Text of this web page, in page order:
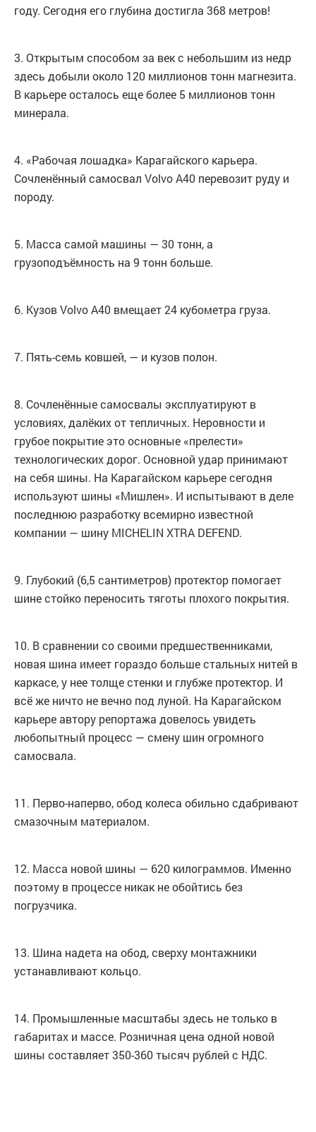
году. Сегодня его глубина достигла 368 метров!
3. Открытым способом за век с небольшим из недр
здесь добыли около 120 миллионов тонн магнезита.
В карьере осталось еще более 5 миллионов тонн
минерала.
4. «Рабочая лошадка» Карагайского карьера.
Сочленённый самосвал Volvo А40 перевозит руду и
породу.
5. Масса самой машины — 30 тонн, а
грузоподъёмность на 9 тонн больше.
6. Кузов Volvo А40 вмещает 24 кубометра груза.
7. Пять-семь ковшей, — и кузов полон.
8. Сочленённые самосвалы эксплуатируют в
условиях, далёких от тепличных. Неровности и
грубое покрытие это основные «прелести»
технологических дорог. Основной удар принимают
на себя шины. На Карагайском карьере сегодня
используют шины «Мишлен». И испытывают в деле
последнюю разработку всемирно известной
компании — шину MICHELIN XTRA DEFEND.
9. Глубокий (6,5 сантиметров) протектор помогает
шине стойко переносить тяготы плохого покрытия.
10. В сравнении со своими предшественниками,
новая шина имеет гораздо больше стальных нитей в
каркасе, у нее толще стенки и глубже протектор. И
всё же ничто не вечно под луной. На Карагайском
карьере автору репортажа довелось увидеть
любопытный процесс — смену шин огромного
самосвала.
11. Перво-наперво, обод колеса обильно сдабривают
смазочным материалом.
12. Масса новой шины — 620 килограммов. Именно
поэтому в процессе никак не обойтись без
погрузчика.
13. Шина надета на обод, сверху монтажники
устанавливают кольцо.
14. Промышленные масштабы здесь не только в
габаритах и массе. Розничная цена одной новой
шины составляет 350-360 тысяч рублей с НДС.